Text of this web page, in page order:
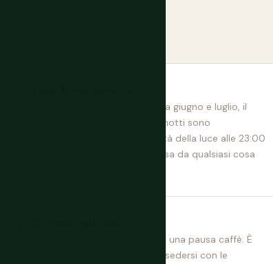
Sopra il Circolo Polare Artico a giugno e luglio, il
sole non tramonta. Sotto, le notti sono
estremamente brevi. La qualità della luce alle 23:00
a Stoccolma a giugno è diversa da qualsiasi cosa
La pausa caffè svedese non è una pausa caffè. È
una pausa programmata per sedersi con le